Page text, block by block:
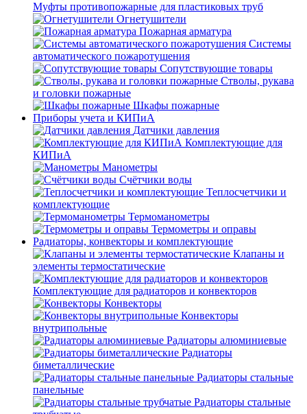
Муфты противопожарные для пластиковых труб
Огнетушители
Пожарная арматура
Системы
автоматического пожаротушения
Сопутствующие товары
Стволы, рукава
и головки пожарные
Шкафы пожарные
Приборы учета и КИПиА
Датчики давления
Комплектующие для
КИПиА
Манометры
Счётчики воды
Теплосчетчики и
комплектующие
Термоманометры
Термометры и оправы
Радиаторы, конвекторы и комплектующие
Клапаны и
элементы термостатические
Комплектующие для радиаторов и конвекторов
Конвекторы
Конвекторы
внутрипольные
Радиаторы алюминиевые
Радиаторы
биметаллические
Радиаторы стальные
панельные
Радиаторы стальные